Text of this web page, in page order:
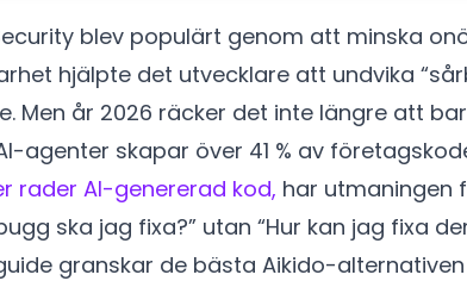
blev populärt genom att minska
hjälpte det utvecklare att undvika
Men år 2026 räcker det inte längre att
agenter skapar över 41 % av
rader AI-genererad kod, har utmaningen
ska jag fixa?” utan “Hur kan jag fixa
granskar de bästa Aikido-